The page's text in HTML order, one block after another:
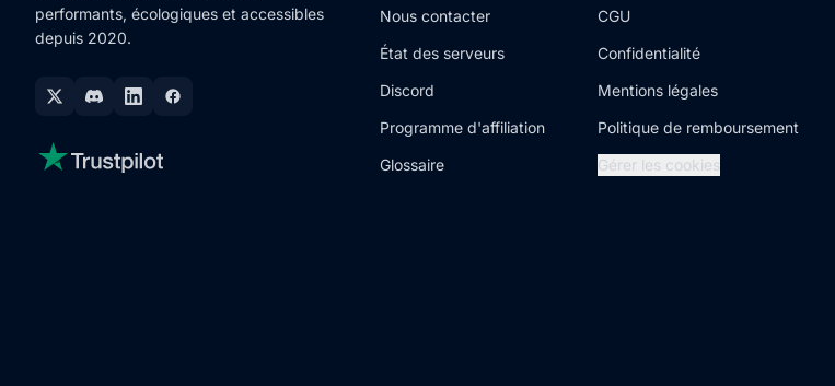
performants, écologiques et accessibles
depuis 2020.
Nous contacter
État des serveurs
Discord
Programme d'affiliation
Glossaire
CGU
Confidentialité
Mentions légales
Politique de remboursement
Gérer les cookies